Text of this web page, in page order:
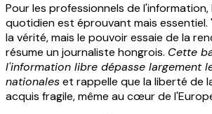
Pour les professionnels de
quotidien est éprouvant mais essentiel.
la vérité, mais le pouvoir essaie de la
résume un journaliste hongrois. Cette
l'information libre dépasse largement
nationaleset rappelle que la liberté de
acquis fragile, même au cœur de